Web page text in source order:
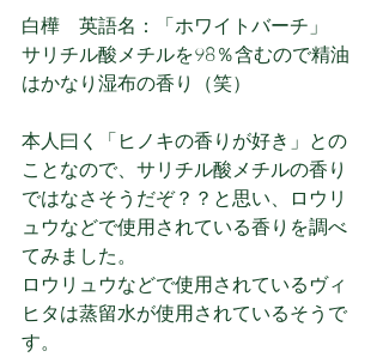
白樺　英語名：「ホワイトバーチ」
サリチル酸メチルを98％含むので精油
はかなり湿布の香り（笑）
本人曰く「ヒノキの香りが好き」との
ことなので、サリチル酸メチルの香り
ではなさそうだぞ？？と思い、ロウリ
ュウなどで使用されている香りを調べ
てみました。
ロウリュウなどで使用されているヴィ
ヒタは蒸留水が使用されているそうで
す。